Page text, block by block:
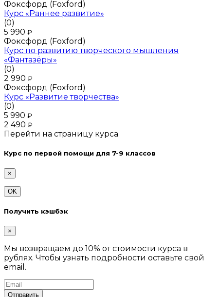
Фоксфорд (Foxford)
Курс «Раннее развитие»
(0)
5 990 ₽
Фоксфорд (Foxford)
Курс по развитию творческого мышления
«Фантазёры»
(0)
2 990 ₽
Фоксфорд (Foxford)
Курс «Развитие творчества»
(0)
5 990 ₽
2 490 ₽
Перейти на страницу курса
Курс по первой помощи для 7-9 классов
×
OK
Получить кэшбэк
×
Мы возвращаем до 10% от стоимости курса в
рублях. Чтобы узнать подробности оставьте свой
email.
Отправить